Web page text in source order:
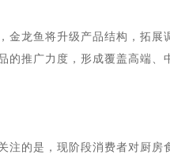
金龙鱼将升级产品结构，拓展
的推广力度，形成覆盖高端、
注的是，现阶段消费者对厨房